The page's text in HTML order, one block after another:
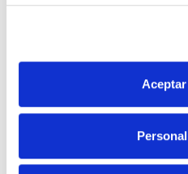
Si, he leído y acepto la política
fines comerciales, legitimación:
mensajería online, derechos: Acceder,
otros derechos, como se explica en la